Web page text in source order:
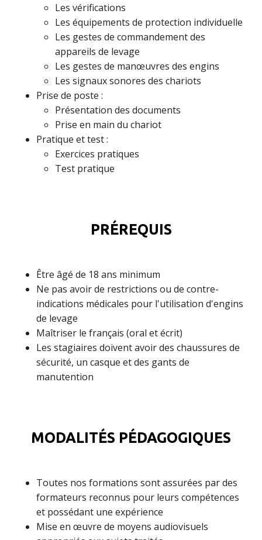
Les vérifications
Les équipements de protection individuelle
Les gestes de commandement des
appareils de levage
Les gestes de manœuvres des engins
Les signaux sonores des chariots
Prise de poste :
Présentation des documents
Prise en main du chariot
Pratique et test :
Exercices pratiques
Test pratique
PRÉREQUIS
Être âgé de 18 ans minimum
Ne pas avoir de restrictions ou de contre-
indications médicales pour l'utilisation d'engins
de levage
Maîtriser le français (oral et écrit)
Les stagiaires doivent avoir des chaussures de
sécurité, un casque et des gants de
manutention
MODALITÉS PÉDAGOGIQUES
Toutes nos formations sont assurées par des
formateurs reconnus pour leurs compétences
et possédant une expérience
Mise en œuvre de moyens audiovisuels